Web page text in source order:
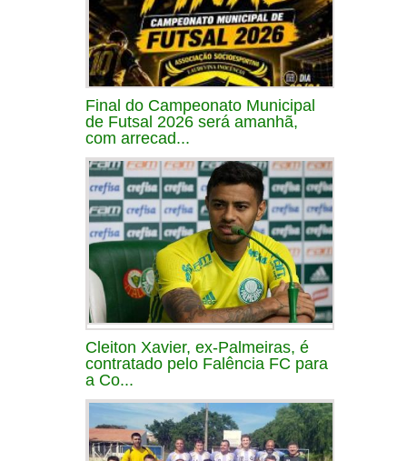
Final do Campeonato Municipal
de Futsal 2026 será amanhã,
com arrecad...
Cleiton Xavier, ex-Palmeiras, é
contratado pelo Falência FC para
a Co...